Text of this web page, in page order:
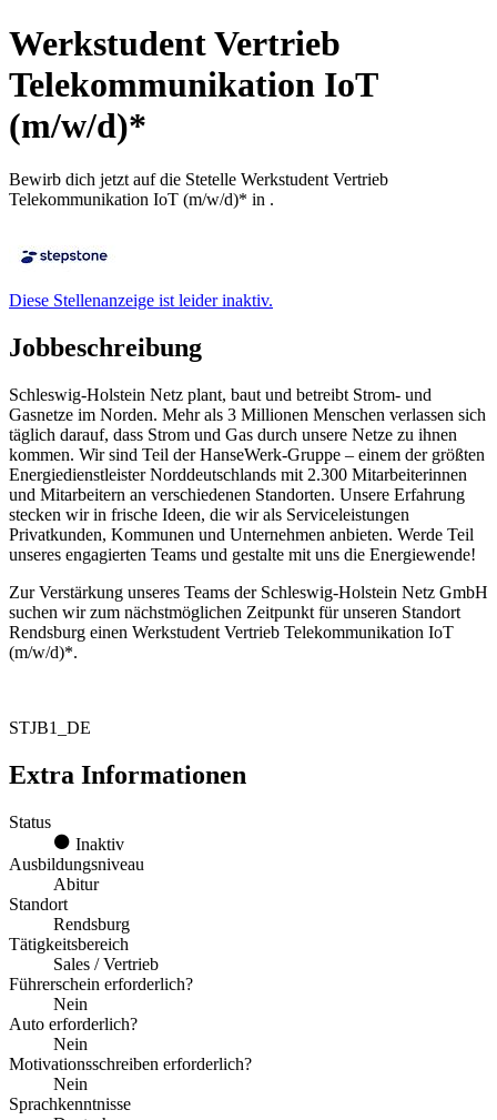
Werkstudent Vertrieb
Telekommunikation IoT
(m/w/d)*
Bewirb dich jetzt auf die Stetelle Werkstudent Vertrieb
Telekommunikation IoT (m/w/d)* in .
Diese Stellenanzeige ist leider inaktiv.
Jobbeschreibung
Schleswig-Holstein Netz plant, baut und betreibt Strom- und
Gasnetze im Norden. Mehr als 3 Millionen Menschen verlassen sich
täglich darauf, dass Strom und Gas durch unsere Netze zu ihnen
kommen. Wir sind Teil der HanseWerk-Gruppe – einem der größten
Energiedienstleister Norddeutschlands mit 2.300 Mitarbeiterinnen
und Mitarbeitern an verschiedenen Standorten. Unsere Erfahrung
stecken wir in frische Ideen, die wir als Serviceleistungen
Privatkunden, Kommunen und Unternehmen anbieten. Werde Teil
unseres engagierten Teams und gestalte mit uns die Energiewende!
Zur Verstärkung unseres Teams der Schleswig-Holstein Netz GmbH
suchen wir zum nächstmöglichen Zeitpunkt für unseren Standort
Rendsburg einen Werkstudent Vertrieb Telekommunikation IoT
(m/w/d)*.
STJB1_DE
Extra Informationen
Status
Inaktiv
Ausbildungsniveau
Abitur
Standort
Rendsburg
Tätigkeitsbereich
Sales / Vertrieb
Führerschein erforderlich?
Nein
Auto erforderlich?
Nein
Motivationsschreiben erforderlich?
Nein
Sprachkenntnisse